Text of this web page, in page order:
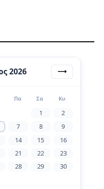
2026 ⟶
Πα Σα Κυ
1
2
7 8
9
14 15
16
21 22
23
28 29
30